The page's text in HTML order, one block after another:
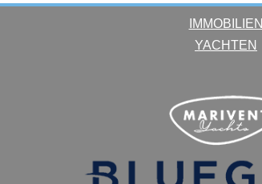
IMMOBILIEN
YACHTEN